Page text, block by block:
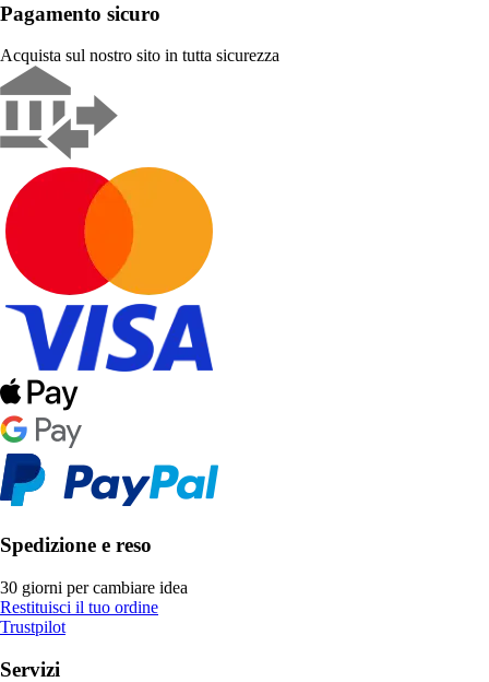
Pagamento sicuro
Acquista sul nostro sito in tutta sicurezza
Spedizione e reso
30 giorni per cambiare idea
Restituisci il tuo ordine
Trustpilot
Servizi